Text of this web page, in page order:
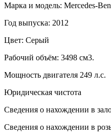
Марка и модель: Mercedes-
Год выпуска: 2012
Цвет: Серый
Рабочий объём: 3498 см3.
Мощность двигателя 249 л.с.
Юридическая чистота
Сведения о нахождении в
Сведения о нахождении в